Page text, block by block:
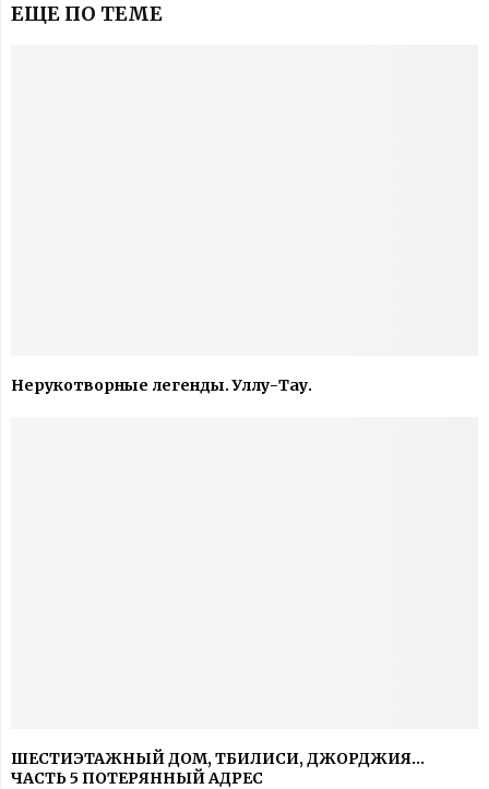
ЕЩЕ ПО ТЕМЕ
Нерукотворные легенды. Уллу-Тау.
ШЕСТИЭТАЖНЫЙ ДОМ, ТБИЛИСИ, ДЖОРДЖИЯ…
ЧАСТЬ 5 ПОТЕРЯННЫЙ АДРЕС